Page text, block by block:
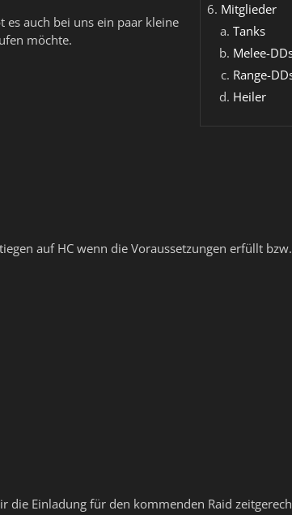
Mitglieder
Tanks
Melee-
Range-
Heiler
auch bei uns ein paar kleine
möchte.
auf HC wenn die Voraussetzungen erfüllt
Einladung für den kommenden Raid